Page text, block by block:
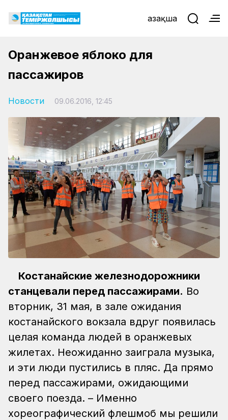
Қазақша
Оранжевое яблоко для
пассажиров
Новости 09.06.2016, 12:45
Костанайские железнодорожники
станцевали перед пассажирами. Во
вторник, 31 мая, в зале ожидания
костанайского вокзала вдруг появилась
целая команда людей в оранжевых
жилетах. Неожиданно заиграла музыка,
и эти люди пустились в пляс. Да прямо
перед пассажирами, ожидающими
своего поезда. – Именно
хореографический флешмоб мы решили